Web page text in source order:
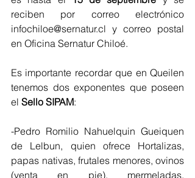
reciben por correo electrónico
infochiloe@sernatur.cl y correo postal
en Oficina Sernatur Chiloé.
Es importante recordar que en Queilen
tenemos dos exponentes que poseen
el Sello SIPAM:
-Pedro Romilio Nahuelquin Gueiquen
de Lelbun, quien ofrece Hortalizas,
papas nativas, frutales menores, ovinos
(venta en pie), mermeladas,